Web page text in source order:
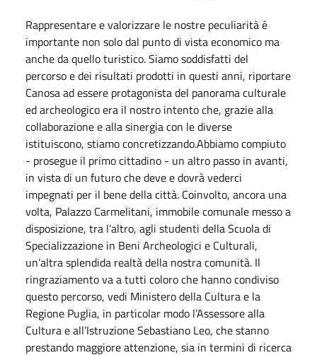
Rappresentare e valorizzare le nostre peculiarità é
importante non solo dal punto di vista economico ma
anche da quello turistico. Siamo soddisfatti del
percorso e dei risultati prodotti in questi anni, riportare
Canosa ad essere protagonista del panorama culturale
ed archeologico era il nostro intento che, grazie alla
collaborazione e alla sinergia con le diverse
istituiscono, stiamo concretizzando.Abbiamo compiuto
- prosegue il primo cittadino - un altro passo in avanti,
in vista di un futuro che deve e dovrà vederci
impegnati per il bene della città. Coinvolto, ancora una
volta, Palazzo Carmelitani, immobile comunale messo a
disposizione, tra l’altro, agli studenti della Scuola di
Specializzazione in Beni Archeologici e Culturali,
un’altra splendida realtà della nostra comunità. Il
ringraziamento va a tutti coloro che hanno condiviso
questo percorso, vedi Ministero della Cultura e la
Regione Puglia, in particolar modo l’Assessore alla
Cultura e all’Istruzione Sebastiano Leo, che stanno
prestando maggiore attenzione, sia in termini di ricerca